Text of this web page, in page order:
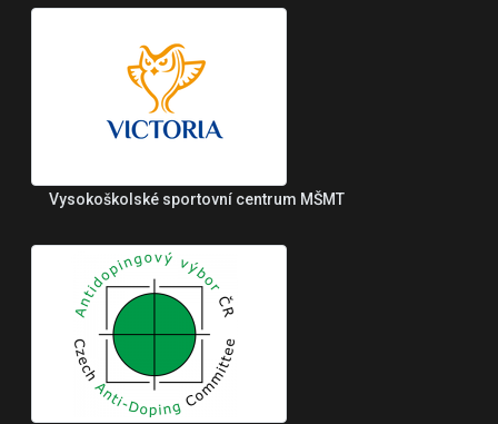
Vysokoškolské sportovní centrum MŠMT